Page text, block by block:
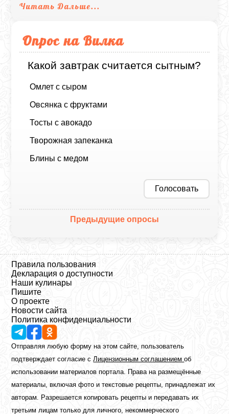
Читать Дальше...
Опрос на Вилка
Какой завтрак считается сытным?
Омлет с сыром
Овсянка с фруктами
Тосты с авокадо
Творожная запеканка
Блины с медом
Голосовать
Предыдущие опросы
Правила пользования
Декларация о доступности
Наши кулинары
Пишите
О проекте
Новости сайта
Политика конфиденциальности
Отправляя любую форму на этом сайте, пользователь
подтверждает согласие сЛицензионным соглашениемоб
использовании материалов портала. Права на размещённые
материалы, включая фото и текстовые рецепты, принадлежат их
авторам. Разрешается копировать рецепты и передавать их
третьим лицам только для личного, некоммерческого